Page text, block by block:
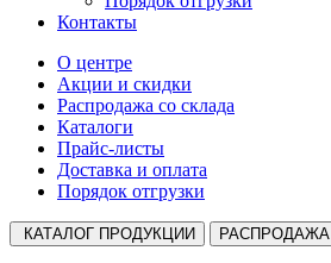
Контакты
О центре
Акции и скидки
Распродажа со склада
Каталоги
Прайс-листы
Доставка и оплата
Порядок отгрузки
КАТАЛОГ ПРОДУКЦИИ РАСПРОДАЖА